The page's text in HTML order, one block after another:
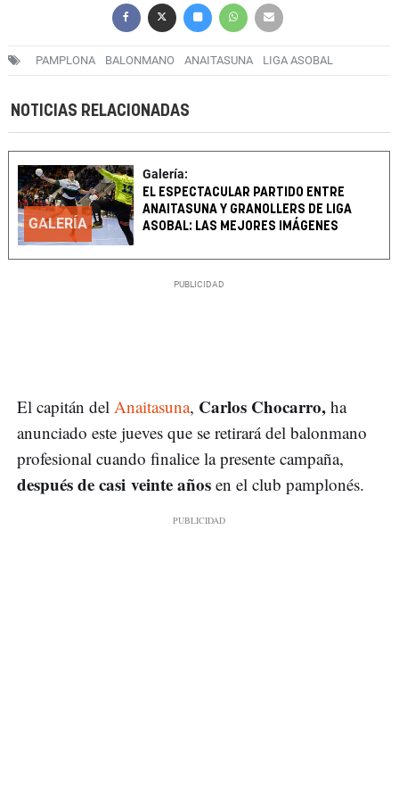
PAMPLONA BALONMANO ANAITASUNA LIGA ASOBAL
NOTICIAS RELACIONADAS
GALERÍA
Galería:
EL ESPECTACULAR PARTIDO ENTRE
ANAITASUNA Y GRANOLLERS DE LIGA
ASOBAL: LAS MEJORES IMÁGENES
El capitán del Anaitasuna, Carlos Chocarro, ha
anunciado este jueves que se retirará del balonmano
profesional cuando finalice la presente campaña,
después de casi veinte años en el club pamplonés.